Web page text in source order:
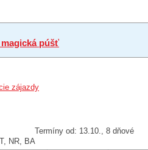
púšť
zájazdy
Termíny od: 13.10., 8 dňové
NR, BA